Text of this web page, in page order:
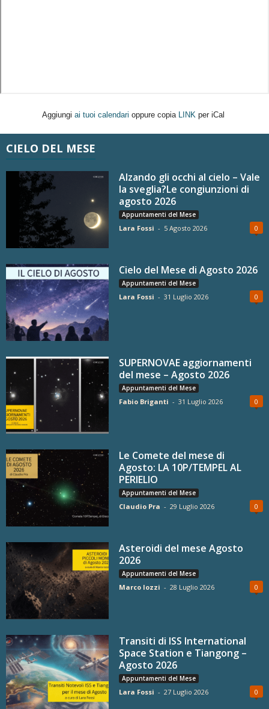
Aggiungi ai tuoi calendari oppure copia LINK per iCal
CIELO DEL MESE
Alzando gli occhi al cielo – Vale
la sveglia?Le congiunzioni di
agosto 2026
Appuntamenti del Mese
Lara Fossi - 5 Agosto 2026 0
Cielo del Mese di Agosto 2026
Appuntamenti del Mese
Lara Fossi - 31 Luglio 2026 0
SUPERNOVAE aggiornamenti
del mese – Agosto 2026
Appuntamenti del Mese
Fabio Briganti - 31 Luglio 2026 0
Le Comete del mese di
Agosto: LA 10P/TEMPEL AL
PERIELIO
Appuntamenti del Mese
Claudio Pra - 29 Luglio 2026 0
Asteroidi del mese Agosto
2026
Appuntamenti del Mese
Marco Iozzi - 28 Luglio 2026 0
Transiti di ISS International
Space Station e Tiangong –
Agosto 2026
Appuntamenti del Mese
Lara Fossi - 27 Luglio 2026 0